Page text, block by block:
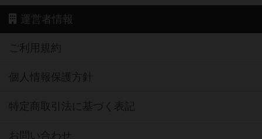
運営者情報
ご利用規約
個人情報保護方針
特定商取引法に基づく表記
お問い合わせ